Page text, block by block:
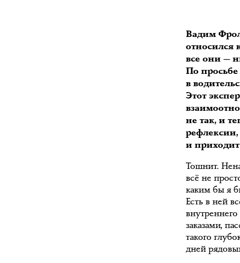
Вадим
относился
все они —
По просьбе
в
Этот
не так, и
и
Тошнит.
всё не
каким бы я
Есть в ней
заказами,
такого
дней